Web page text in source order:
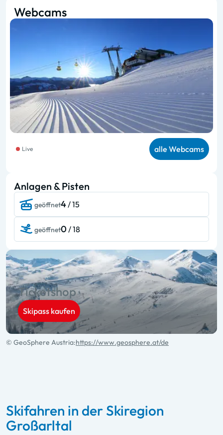
Webcams
Live alle Webcams
Anlagen & Pisten
geöffnet4/ 15
geöffnet0 / 18
Ticketshop
Skipass kaufen
© GeoSphere Austria:https://www.geosphere.at/de
Skifahren in der Skiregion
Großarltal